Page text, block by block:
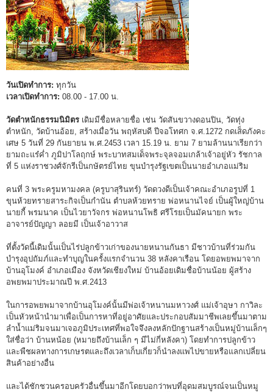
วันเปิดทำการ: ทุกวัน
เวลาเปิดทำการ: 08.00 - 17.00 น.
วัดตำหนักธรรมนิมิตร เดิมมีชื่อหลายชื่อ เช่น วัดสันขวางดอนปิน, วัดทุ่ง
ตำหนัก, วัดบ้านอ้อย, สร้างเมื่อวัน พฤหัสบดี ปีจอโทศก จ.ศ.1272 กดเส็ดภังคะ
เศษ 5 วันที่ 29 กันยายน พ.ศ.2453 เวลา 15.19 น. ยาม 7 ยามล้านนาเรียกว่า
ยามถะแร๋ค่ำ ภูมิปาโลฤกษ์ พระบาทสมเด็จพระจุลจอมเกล้าเจ้าอยู่หัว รัชกาล
ที่ 5 แห่งราชวงศ์จักรีเป็นกษัตรย์ไทย ขุนบำรุงรัฐเขตเป็นนายอำเภอแม่ริม
คนที่ 3 พระครูมหามงคล (ครูบาสุรินทร์) วัดดวงดีเป็นเจ้าคณะอำเภอรูปที่ 1
ขุนห้วยทรายสาระกิจเป็นกำนัน ตำบลห้วยทราย พ่อหนานไจย์ เป็นผู้ใหญ่บ้าน
นายกี้ พรมนาค เป็นไวยาวัจกร พ่อหนานโพธิ ศรีโรยเป็นมัคนายก พระ
อาจารย์ปัญญา ลอยมี เป็นเจ้าอาวาส
ที่ตั้งวัดนี้เดิมนั้นเป็นไร่ปลูกข้าวเก่าของนายหนานกันธา มีชาวบ้านที่ร่วมกัน
บำรุงอุปถัมภ์และทำบุญในครั้งแรกจำนวน 38 หลังคาเรือน โดยอพยพมาจาก
บ้านอุโมงค์ อำเภอเมือง จังหวัดเชียงใหม่ บ้านอ้อยเดิมชื่อบ้านน้อย ผู้สร้าง
อพยพมาประมาณปี พ.ศ.2413
ในการอพยพมาจากบ้านอุโมงค์นั้นมีพ่อเจ้าหนานมหาวงศ์ แม่เจ้าอุษา กาวิละ
เป็นหัวหน้านำมาเพื่อเป็นการหาที่อยู่อาศัยและประกอบสัมมาชีพเลยขึ้นมาตาม
ลำน้ำแม่ริมจนมาเจอภูมิประเทศที่พอใจจึงลงหลักปักฐานสร้างเป็นหมู่บ้านเล็กๆ
ใส่ชื่อว่า บ้านหน้อย (หมายถึงบ้านเล็ก ๆ มีไม่กี่หลังคา) โดยทำการปลูกข้าว
และพืชผลทางการเกษรตและถึงเวลาเก็บเกี่ยวก็นำลงแพไปขายหรือแลกเปลี่ยน
สินค้าอย่างอื่น
และได้ชักชวนครอบครัวอื่นขึ้นมาอีกโดยบอกว่าพบที่อุดมสมบูรณ์จนเป็นหมู